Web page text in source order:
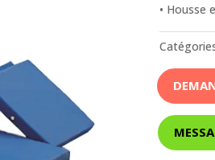
• Housse